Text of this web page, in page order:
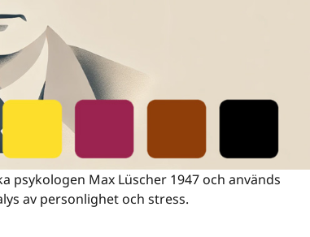
psykologen Max Lüscher 1947 och används
av personlighet och stress.